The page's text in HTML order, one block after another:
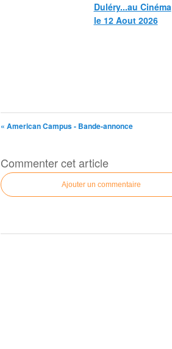
Duléry...au Cinéma
le 12 Aout 2026
« American Campus - Bande-annonce
Commenter cet article
Ajouter un commentaire